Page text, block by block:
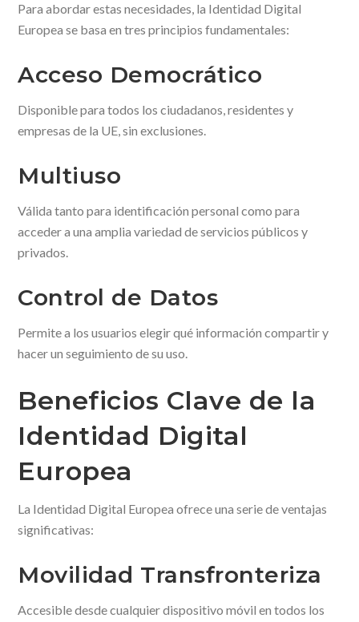
Para abordar estas necesidades, la Identidad Digital
Europea se basa en tres principios fundamentales:
Acceso Democrático
Disponible para todos los ciudadanos, residentes y
empresas de la UE, sin exclusiones.
Multiuso
Válida tanto para identificación personal como para
acceder a una amplia variedad de servicios públicos y
privados.
Control de Datos
Permite a los usuarios elegir qué información compartir y
hacer un seguimiento de su uso.
Beneficios Clave de la
Identidad Digital
Europea
La Identidad Digital Europea ofrece una serie de ventajas
significativas:
Movilidad Transfronteriza
Accesible desde cualquier dispositivo móvil en todos los